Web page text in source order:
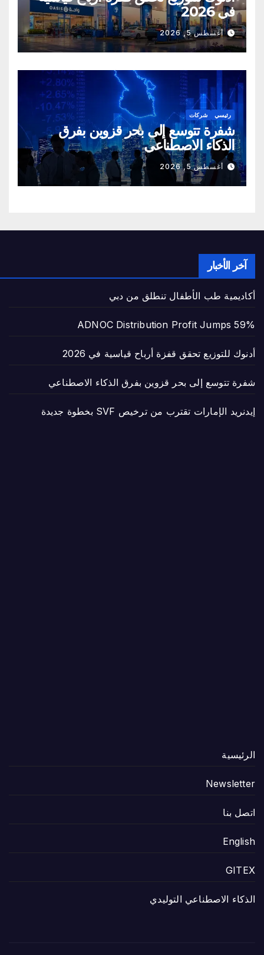
في 2026
أغسطس 5, 2026
رئيسي شركات
شفرة تتوسع إلى بحر قزوين بفرق
الذكاء الاصطناعي
أغسطس 5, 2026
آخر الأخبار
أكاديمية طب الأطفال تنطلق من دبي
ADNOC Distribution Profit Jumps 59%
أدنوك للتوزيع تحقق قفزة أرباح قياسية في 2026
شفرة تتوسع إلى بحر قزوين بفرق الذكاء الاصطناعي
إيدنريد الإمارات تقترب من ترخيص SVF بخطوة جديدة
الرئيسية
Newsletter
اتصل بنا
English
GITEX
الذكاء الاصطناعي التوليدي